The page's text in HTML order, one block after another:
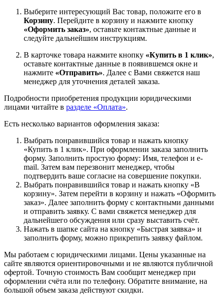
Выберите интересующий Вас товар, положите его в
Корзину. Перейдите в корзину и нажмите кнопку
«Оформить заказ», оставьте контактные данные и
следуйте дальнейшим инструкциям.
В карточке товара нажмите кнопку «Купить в 1 клик»,
оставьте контактные данные в появившемся окне и
нажмите «Отправить». Далее с Вами свяжется наш
менеджер для уточнения деталей заказа.
Подробности приобретения продукции юридическими
лицами читайте в разделе «Оплата».
Есть несколько вариантов оформления заказа:
Выбрать понравившийся товар и нажать кнопку
«Купить в 1 клик». При оформлении заказа заполнить
форму. Заполнить простую форму: Имя, телефон и e-
mail. Затем вам перезвонит менеджер, чтобы
подтвердить ваше согласие на совершение покупки.
Выбрать понравившийся товар и нажать кнопку «В
корзину». Затем перейти в корзину и нажать «Оформить
заказ». Далее заполнить форму с контактными данными
и отправить заявку. С вами свяжется менеджер для
дальнейшего обсуждения или сразу выставить счёт.
Нажать в шапке сайта на кнопку «Быстрая заявка» и
заполнить форму, можно прикрепить заявку файлом.
Мы работаем с юридическими лицами. Цены указанные на
сайте являются ориентировочными и не являются публичной
офертой. Точную стоимость Вам сообщит менеджер при
оформлении счёта или по телефону. Обратите внимание, на
большой объем заказа действуют скидки.